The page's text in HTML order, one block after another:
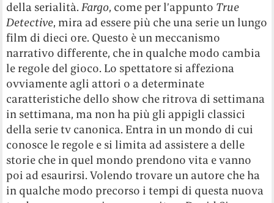
della serialità.Fargo, come per l’appunto True
Detective, mira ad essere più che una serie un lungo
film di dieci ore. Questo è un meccanismo
narrativo differente, che in qualche modo cambia
le regole del gioco. Lo spettatore si affeziona
ovviamente agli attori o a determinate
caratteristiche dello show che ritrova di settimana
in settimana, ma non ha più gli appigli classici
della serie tv canonica. Entra in un mondo di cui
conosce le regole e si limita ad assistere a delle
storie che in quel mondo prendono vita e vanno
poi ad esaurirsi. Volendo trovare un autore che ha
in qualche modo precorso i tempi di questa nuova